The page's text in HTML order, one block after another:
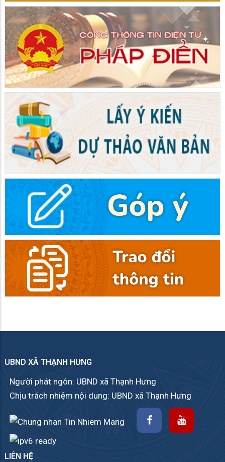
UBND XÃ THẠNH HƯNG
Người phát ngôn: UBND xã Thạnh Hưng
Chịu trách nhiệm nội dung: UBND xã Thạnh Hưng
LIÊN HỆ